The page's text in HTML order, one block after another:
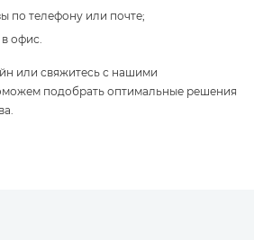
по телефону или почте;
офис.
или свяжитесь с нашими
подобрать оптимальные решения